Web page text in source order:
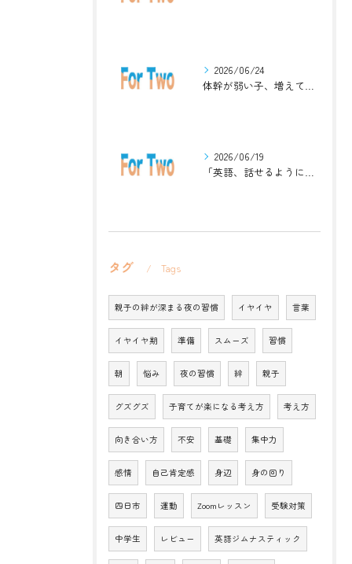
2026/06/24
体幹が弱い子、増えています。英語ジムナスティックで楽しく解決！
2026/06/19
「英語、話せるようになりたい」中学生・高校生のためのZoomレッスン
タグ Tags
親子の絆が深まる夜の習慣 イヤイヤ 言葉
イヤイヤ期 準備 スムーズ 習慣
朝 悩み 夜の習慣 絆 親子
グズグズ 子育てが楽になる考え方 考え方
向き合い方 不安 基礎 集中力
感情 自己肯定感 身辺 身の回り
四日市 運動 Zoomレッスン 受験対策
中学生 レビュー 英語ジムナスティック